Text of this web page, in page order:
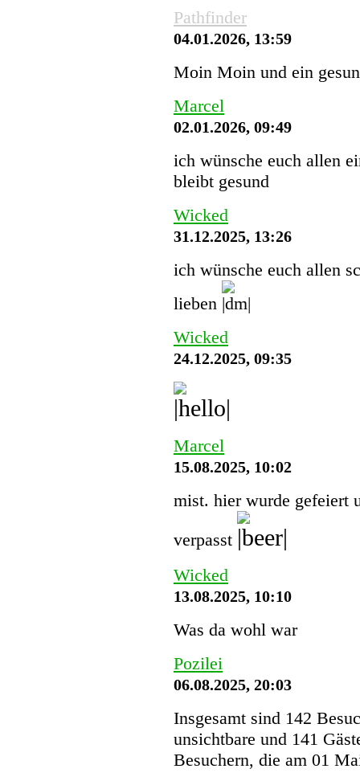
Pathfinder
04.01.2026, 13:59
Moin Moin und ein
Marcel
02.01.2026, 09:49
ich wünsche euch allen
bleibt gesund
Wicked
31.12.2025, 13:26
ich wünsche euch allen
lieben
Wicked
24.12.2025, 09:35
Marcel
15.08.2025, 10:02
mist. hier wurde gefeiert
verpasst
Wicked
13.08.2025, 10:10
Was da wohl war
Pozilei
06.08.2025, 20:03
Insgesamt sind 142
unsichtbare und 141
Besuchern, die am 01